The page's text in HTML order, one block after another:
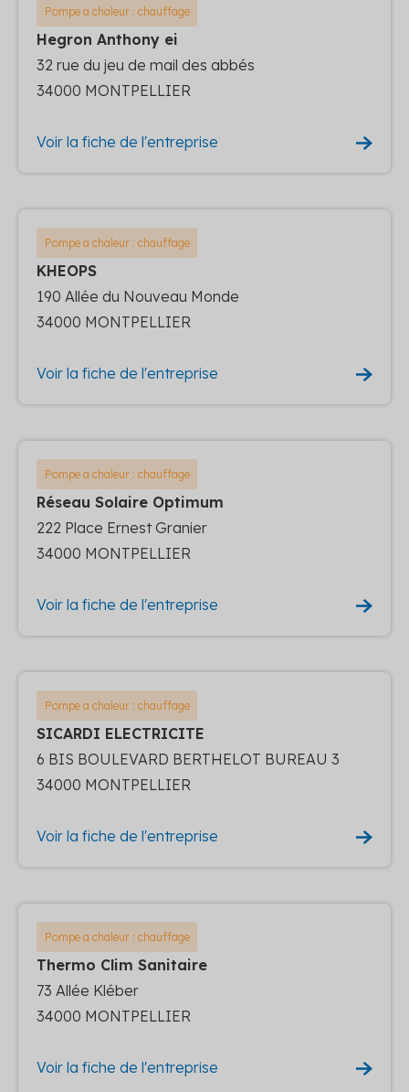
Pompe a chaleur : chauffage
Hegron Anthony ei
32 rue du jeu de mail des abbés
34000 MONTPELLIER
Voir la fiche de l'entreprise
Pompe a chaleur : chauffage
KHEOPS
190 Allée du Nouveau Monde
34000 MONTPELLIER
Voir la fiche de l'entreprise
Pompe a chaleur : chauffage
Réseau Solaire Optimum
222 Place Ernest Granier
34000 MONTPELLIER
Voir la fiche de l'entreprise
Pompe a chaleur : chauffage
SICARDI ELECTRICITE
6 BIS BOULEVARD BERTHELOT BUREAU 3
34000 MONTPELLIER
Voir la fiche de l'entreprise
Pompe a chaleur : chauffage
Thermo Clim Sanitaire
73 Allée Kléber
34000 MONTPELLIER
Voir la fiche de l'entreprise